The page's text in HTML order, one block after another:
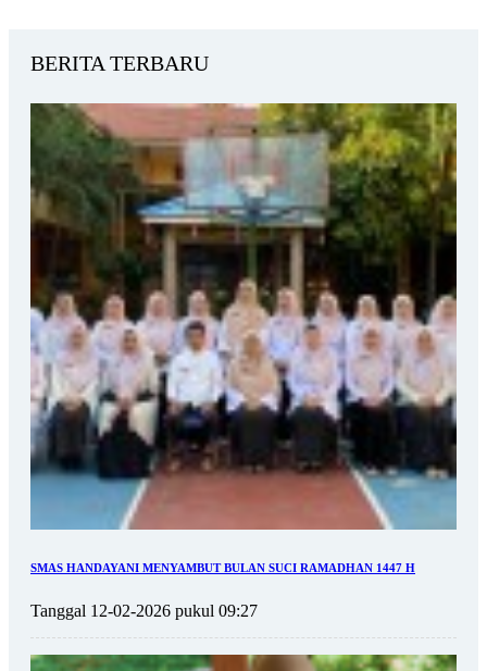
BERITA TERBARU
SMAS HANDAYANI MENYAMBUT BULAN SUCI RAMADHAN 1447 H
Tanggal 12-02-2026 pukul 09:27